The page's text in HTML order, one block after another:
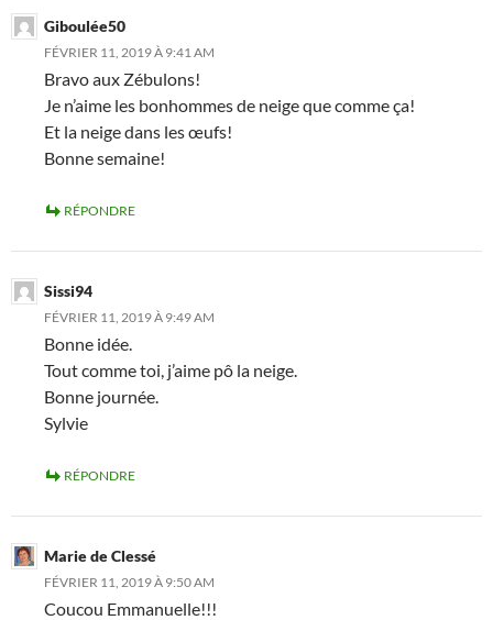
Giboulée50
FÉVRIER 11, 2019 À 9:41 AM
Bravo aux Zébulons!
Je n’aime les bonhommes de neige que comme ça!
Et la neige dans les œufs!
Bonne semaine!
RÉPONDRE
Sissi94
FÉVRIER 11, 2019 À 9:49 AM
Bonne idée.
Tout comme toi, j’aime pô la neige.
Bonne journée.
Sylvie
RÉPONDRE
Marie de Clessé
FÉVRIER 11, 2019 À 9:50 AM
Coucou Emmanuelle!!!